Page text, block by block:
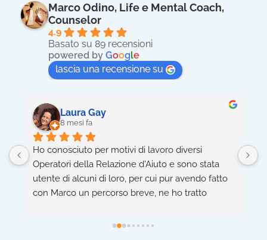
Marco Odino, Life e Mental Coach,
Counselor
4.9
Basato su 89 recensioni
powered by Google
lascia una recensione su
Massimo Errico
8 mesi fa
Ho lavorato con un mental coach incredibile che
mi ha aiutato a smettere di fumare! 😊 Grazie alle
sue tecniche di mindfulness e strategie
personalizzate, ho superato la dipendenza e
Consiglio vivamente! 👍